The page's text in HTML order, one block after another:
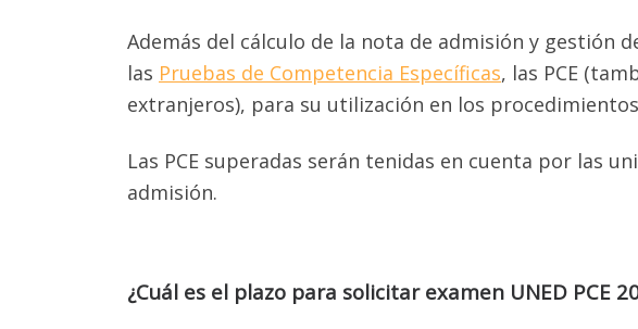
Además del cálculo de la nota de admisión y gestión
las Pruebas de Competencia Específicas, las PCE
extranjeros), para su utilización en los
Las PCE superadas serán tenidas en cuenta por las
admisión.
¿Cuál es el plazo para solicitar examen UNED PCE